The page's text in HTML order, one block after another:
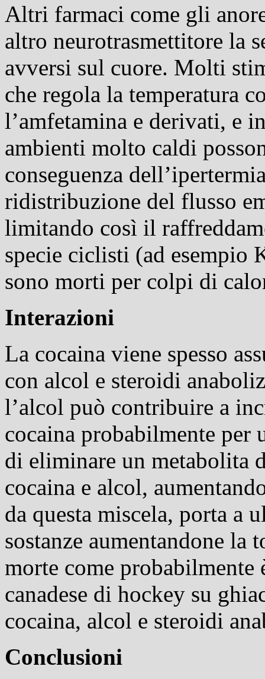
Altri farmaci come gli
altro neurotrasmettitore la
avversi sul cuore. Molti
che regola la temperatura
l’amfetamina e derivati, e
ambienti molto caldi
conseguenza
ridistribuzione del flusso
limitando così il
specie ciclisti (ad esempio
sono morti per colpi di
Interazioni
La cocaina viene spesso
con alcol e steroidi
l’alcol può contribuire a
cocaina probabilmente per
di eliminare un metabolita
cocaina e alcol,
da questa miscela, porta a
sostanze aumentandone la
morte come probabilmente
canadese di hockey su
cocaina, alcol e steroidi
Conclusioni